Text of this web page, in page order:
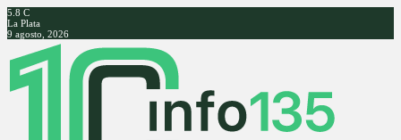
5.8 C
La Plata
9 agosto, 2026
Facebook
Twitter
Instagram
Youtube